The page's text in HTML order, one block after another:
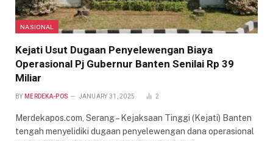
NASIONAL
Kejati Usut Dugaan Penyelewengan Biaya
Operasional Pj Gubernur Banten Senilai Rp 39
Miliar
BY MERDEKA-POS JANUARY 31, 2025 2
Merdekapos.com, Serang – Kejaksaan Tinggi (Kejati) Banten
tengah menyelidiki dugaan penyelewengan dana operasional